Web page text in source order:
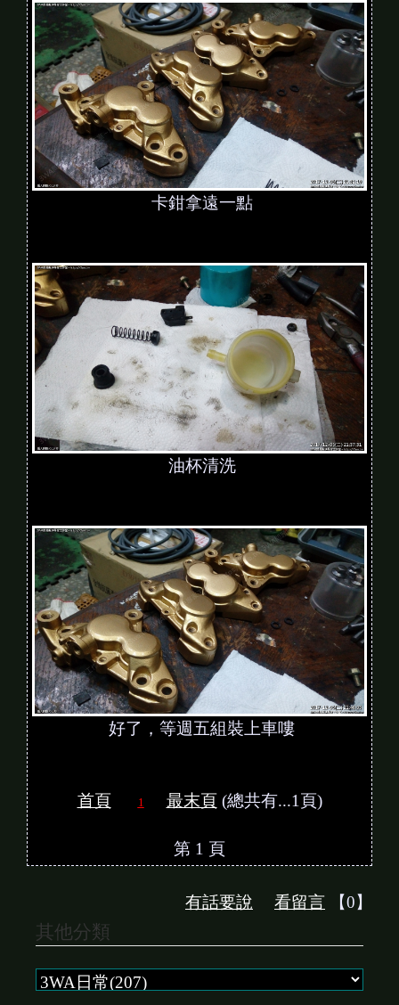
卡鉗拿遠一點
油杯清洗
好了，等週五組裝上車嘍
首頁 1 最末頁(總共有...1頁)
第 1 頁
有話要說 看留言 【0】
其他分類